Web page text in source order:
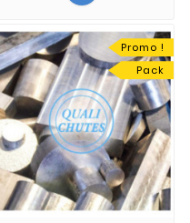
Promo !
Pack